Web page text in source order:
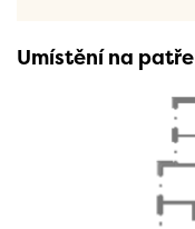
Umístění na patře